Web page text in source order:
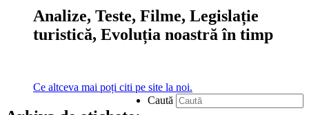
Analize, Teste, Filme, Legislație
turistică, Evoluția noastră în timp
Ce altceva mai poți citi pe site la noi.
Caută